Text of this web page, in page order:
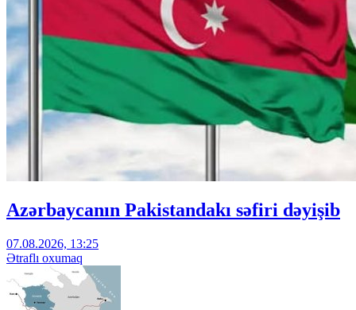
Azərbaycanın Pakistandakı səfiri dəyişib
07.08.2026, 13:25
Ətraflı oxumaq